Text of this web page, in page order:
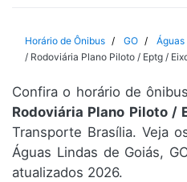
Espírito Santo
Paraná
Horário de Ônibus GO Águas
/ Rodoviária Plano Piloto / Eptg /
Confira o horário de
Rodoviária Plano Piloto /
Transporte Brasília. Veja
Águas Lindas de Goiás,
atualizados 2026.